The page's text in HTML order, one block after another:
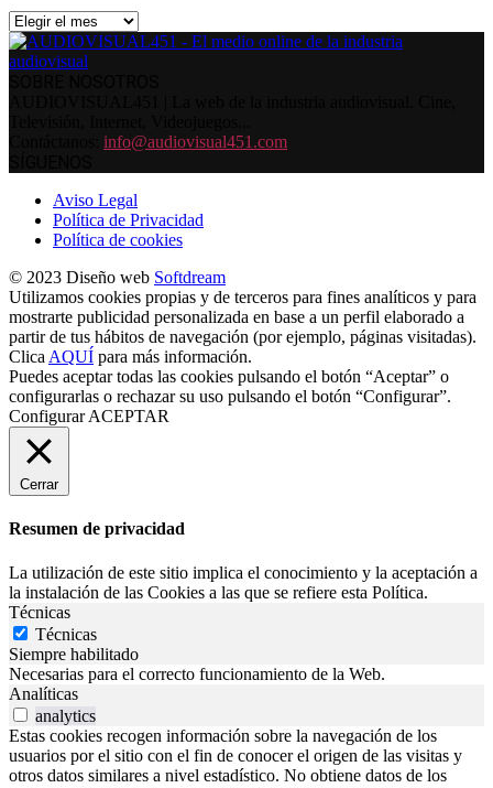
Archivos
info@audiovisual451.com
Aviso Legal
Política de Privacidad
Política de cookies
© 2023 Diseño web Softdream
Utilizamos cookies propias y de terceros para fines analíticos y para
mostrarte publicidad personalizada en base a un perfil elaborado a
partir de tus hábitos de navegación (por ejemplo, páginas visitadas).
Clica AQUÍ para más información.
Puedes aceptar todas las cookies pulsando el botón “Aceptar” o
configurarlas o rechazar su uso pulsando el botón “Configurar”.
Configurar ACEPTAR
Cerrar
Resumen de privacidad
La utilización de este sitio implica el conocimiento y la aceptación a
la instalación de las Cookies a las que se refiere esta Política.
Técnicas
Técnicas
Siempre habilitado
Necesarias para el correcto funcionamiento de la Web.
Analíticas
analytics
Estas cookies recogen información sobre la navegación de los
usuarios por el sitio con el fin de conocer el origen de las visitas y
otros datos similares a nivel estadístico. No obtiene datos de los